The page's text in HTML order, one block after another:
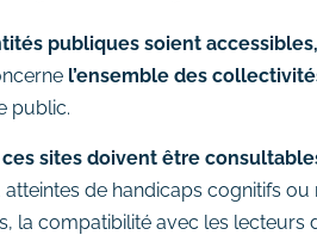
publiques soient accessibles,
l’ensemble des
public.
sites doivent être
de handicaps cognitifs
la compatibilité avec les